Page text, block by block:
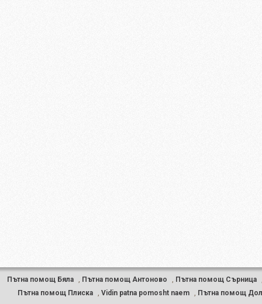
Пътна помощ Бяла , Пътна помощ Антоново , Пътна помощ Сърница
Пътна помощ Плиска
, Vidin patna pomosht naem , Пътна помощ